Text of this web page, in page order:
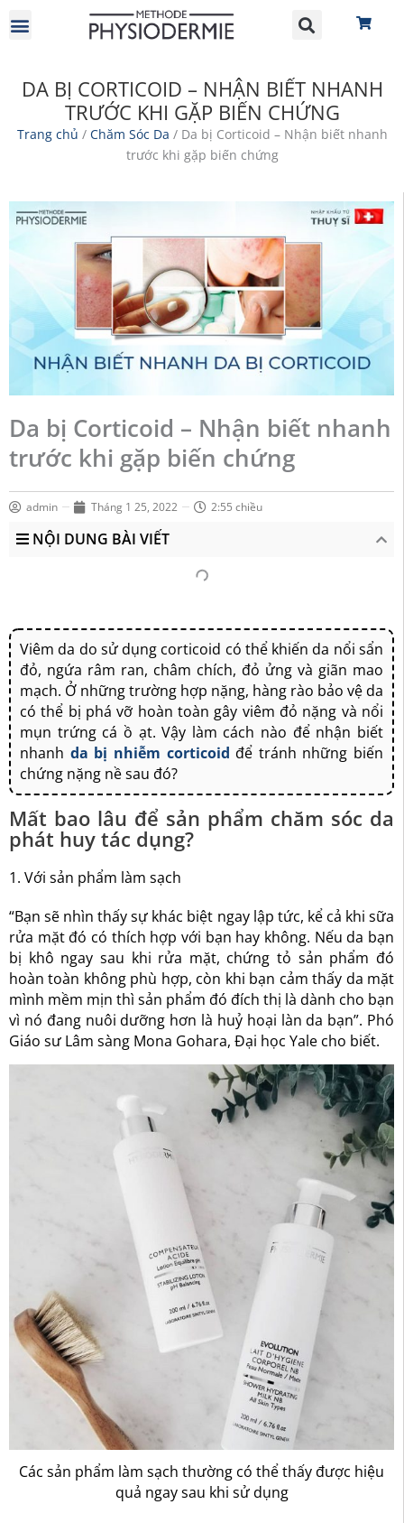
DA BỊ CORTICOID – NHẬN BIẾT NHANH
TRƯỚC KHI GẶP BIẾN CHỨNG
Trang chủ / Chăm Sóc Da / Da bị Corticoid – Nhận biết nhanh
trước khi gặp biến chứng
Da bị Corticoid – Nhận biết nhanh
trước khi gặp biến chứng
admin Tháng 1 25, 2022 2:55 chiều
NỘI DUNG BÀI VIẾT
Viêm da do sử dụng corticoid có thể khiến da nổi sẩn
đỏ, ngứa râm ran, châm chích, đỏ ửng và giãn mao
mạch. Ở những trường hợp nặng, hàng rào bảo vệ da
có thể bị phá vỡ hoàn toàn gây viêm đỏ nặng và nổi
mụn trứng cá ồ ạt. Vậy làm cách nào để nhận biết
nhanh da bị nhiễm corticoid để tránh những biến
chứng nặng nề sau đó?
Mất bao lâu để sản phẩm chăm sóc da
phát huy tác dụng?
1. Với sản phẩm làm sạch
“Bạn sẽ nhìn thấy sự khác biệt ngay lập tức, kể cả khi sữa
rửa mặt đó có thích hợp với bạn hay không. Nếu da bạn
bị khô ngay sau khi rửa mặt, chứng tỏ sản phẩm đó
hoàn toàn không phù hợp, còn khi bạn cảm thấy da mặt
mình mềm mịn thì sản phẩm đó đích thị là dành cho bạn
vì nó đang nuôi dưỡng hơn là huỷ hoại làn da bạn”. Phó
Giáo sư Lâm sàng Mona Gohara, Đại học Yale cho biết.
Các sản phẩm làm sạch thường có thể thấy được hiệu
quả ngay sau khi sử dụng